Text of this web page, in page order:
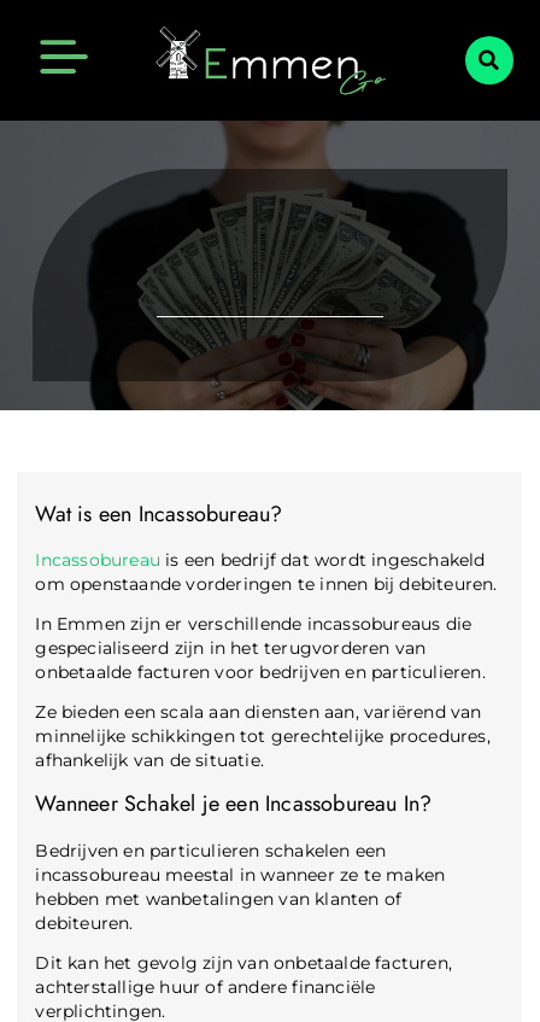
Wat is een Incassobureau?
Incassobureau is een bedrijf dat wordt ingeschakeld
om openstaande vorderingen te innen bij debiteuren.
In Emmen zijn er verschillende incassobureaus die
gespecialiseerd zijn in het terugvorderen van
onbetaalde facturen voor bedrijven en particulieren.
Ze bieden een scala aan diensten aan, variërend van
minnelijke schikkingen tot gerechtelijke procedures,
afhankelijk van de situatie.
Wanneer Schakel je een Incassobureau In?
Bedrijven en particulieren schakelen een
incassobureau meestal in wanneer ze te maken
hebben met wanbetalingen van klanten of
debiteuren.
Dit kan het gevolg zijn van onbetaalde facturen,
achterstallige huur of andere financiële
verplichtingen.